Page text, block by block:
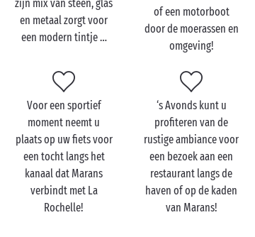
authentieke, rustige omgeving, dan bent u aan het
goede adres op een camping in de buurt van Marans!
In dit charmante stadje aan de rivier zullenkoppels
als een blok vallen voor de vredige jachthaven, de
kades met kleurrijke huizen en de ontspannen sfeer
… Wanneer u nog meer romantiek wilt toevoegen aan
uw verblijf op de camping regelt u een boottochtje
of een picknick aan de oever van de rivier met het
gezang van de vogels op de achtergrond. ´s Avonds
kiest u een restaurant uit langs de kade om
lokale producten te gaan proevenals oesters,
mossels of Pineau des Charentes, voordat u weer
terugkeert naar uw
campingaccommodatievoor een
zijn mix van steen, glas
en metaal zorgt voor
een modern tintje …
of een motorboot
door de moerassen en
omgeving!
Voor een sportief
moment neemt u
plaats op uw fiets voor
een tocht langs het
kanaal dat Marans
verbindt met La
Rochelle!
‘s Avonds kunt u
profiteren van de
rustige ambiance voor
een bezoek aan een
restaurant langs de
haven of op de kaden
van Marans!